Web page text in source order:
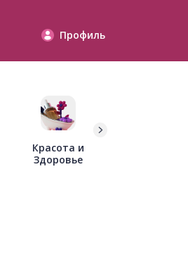
Профиль
Красота и
Здоровье